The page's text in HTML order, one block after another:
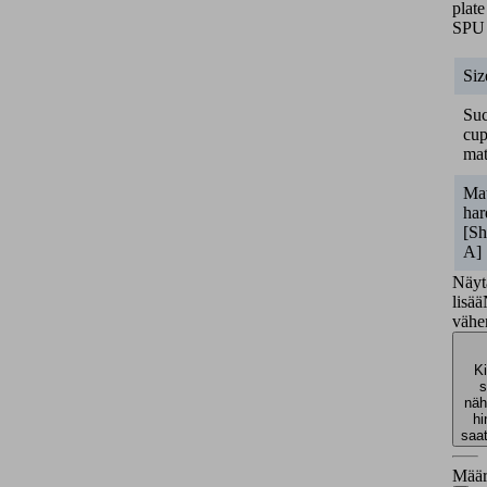
plate
SPU
cup
A]
lisää